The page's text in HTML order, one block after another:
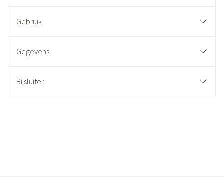
Gebruik
Gegevens
Bijsluiter